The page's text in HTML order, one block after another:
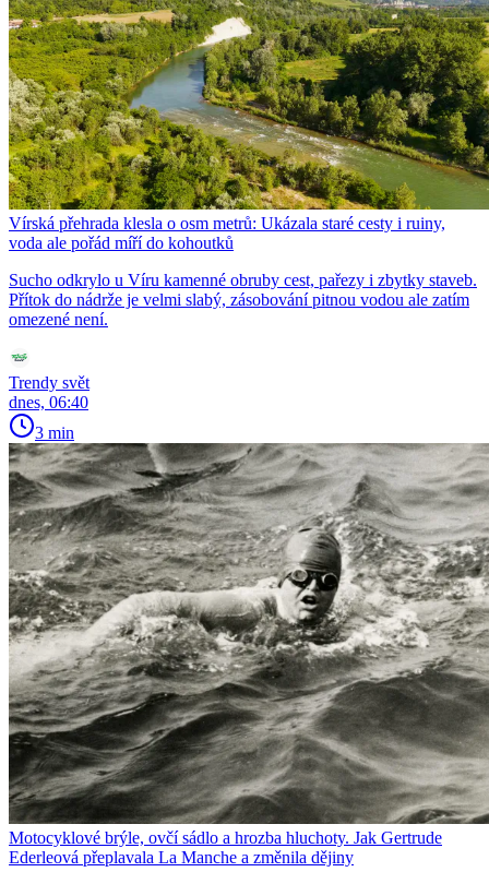
Vírská přehrada klesla o osm metrů: Ukázala staré cesty i ruiny,
voda ale pořád míří do kohoutků
Sucho odkrylo u Víru kamenné obruby cest, pařezy i zbytky staveb.
Přítok do nádrže je velmi slabý, zásobování pitnou vodou ale zatím
omezené není.
Trendy svět
dnes, 06:40
3 min
Motocyklové brýle, ovčí sádlo a hrozba hluchoty. Jak Gertrude
Ederleová přeplavala La Manche a změnila dějiny